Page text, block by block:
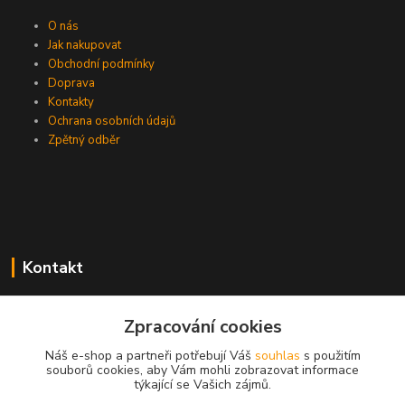
O nás
Jak nakupovat
Obchodní podmínky
Doprava
Kontakty
Ochrana osobních údajů
Zpětný odběr
Kontakt
Zpracování cookies
Náš e-shop a partneři potřebují Váš souhlas s použitím
souborů cookies, aby Vám mohli zobrazovat informace
týkající se Vašich zájmů.